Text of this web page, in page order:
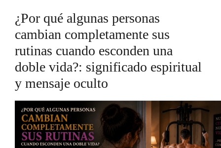
¿Por qué algunas personas
cambian completamente sus
rutinas cuando esconden una
doble vida?: significado espiritual
y mensaje oculto